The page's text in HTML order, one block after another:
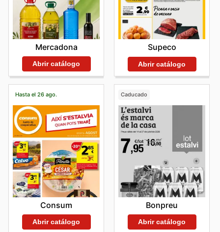
Mercadona
Abrir catálogo
Supeco
Abrir catálogo
Hasta el 26 ago.
Consum
Abrir catálogo
Caducado
Bonpreu
Abrir catálogo